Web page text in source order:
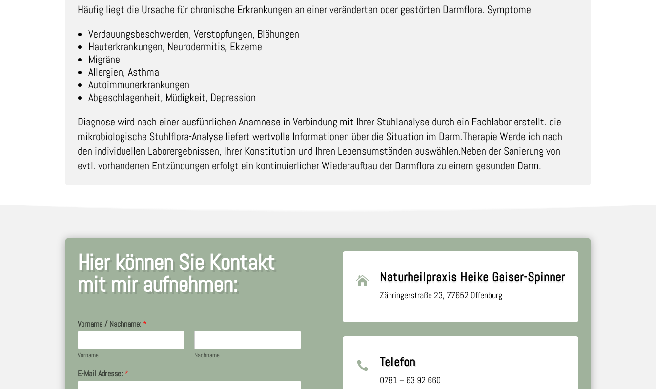
Häufig liegt die Ursache für chronische Erkrankungen an einer veränderten oder gestörten Darmflora. Symptome
Verdauungsbeschwerden, Verstopfungen, Blähungen
Hauterkrankungen, Neurodermitis, Ekzeme
Migräne
Allergien, Asthma
Autoimmunerkrankungen
Abgeschlagenheit, Müdigkeit, Depression
Diagnosewird nach einer ausführlichen Anamnese in Verbindung mit Ihrer Stuhlanalyse durch ein Fachlabor erstellt. die
mikrobiologische Stuhlflora-Analyse liefert wertvolle Informationen über die Situation im Darm.TherapieWerde ich nach
den individuellen Laborergebnissen, Ihrer Konstitution und Ihren Lebensumständen auswählen.Neben der Sanierung von
evtl. vorhandenen Entzündungen erfolgt ein kontinuierlicher Wiederaufbau der Darmflora zu einem gesunden Darm.
Hier können Sie Kontakt
mit mir aufnehmen:
Vorname / Nachname: *
Vorname Nachname
E-Mail Adresse: *
 Naturheilpraxis Heike Gaiser-Spinner
Zähringerstraße 23, 77652 Offenburg
 Telefon
0781 – 63 92 660